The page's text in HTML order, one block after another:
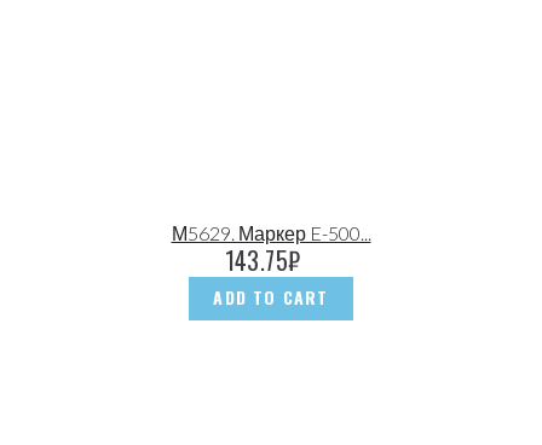
М5629. Маркер E-500...
143.75₽
ADD TO CART